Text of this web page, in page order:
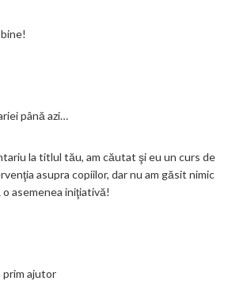
până azi…
la titlul tău, am căutat şi eu un curs de
asupra copiilor, dar nu am găsit nimic
asemenea iniţiativă!
prim ajutor